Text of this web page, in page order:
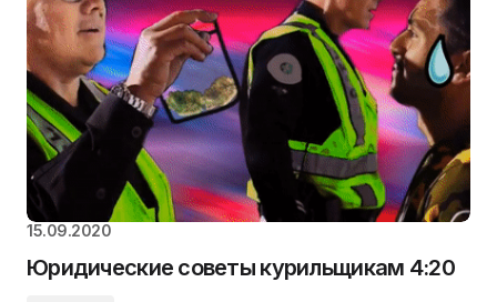
15.09.2020
Юридические советы курильщикам 4:20